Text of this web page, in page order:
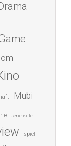
Mubi
serienkiller
spiel